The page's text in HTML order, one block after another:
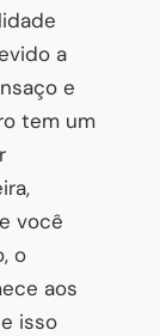
a
e
tem um
você
o
aos
isso